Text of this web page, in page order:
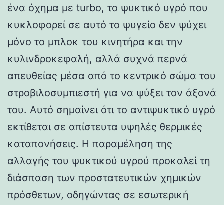
ένα όχημα με turbo, το ψυκτικό υγρό που
κυκλοφορεί σε αυτό το ψυγείο δεν ψύχει
μόνο το μπλοκ του κινητήρα και την
κυλινδροκεφαλή, αλλά συχνά περνά
απευθείας μέσα από το κεντρικό σώμα του
στροβιλοσυμπιεστή για να ψύξει τον άξονά
του. Αυτό σημαίνει ότι το αντιψυκτικό υγρό
εκτίθεται σε απίστευτα υψηλές θερμικές
καταπονήσεις. Η παραμέληση της
αλλαγής του ψυκτικού υγρού προκαλεί τη
διάσπαση των προστατευτικών χημικών
πρόσθετων, οδηγώντας σε εσωτερική